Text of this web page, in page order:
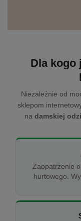
Dla kogo
Niezależnie od
sklepom
na damskiej
Zaopatrzenie
hurtowego.